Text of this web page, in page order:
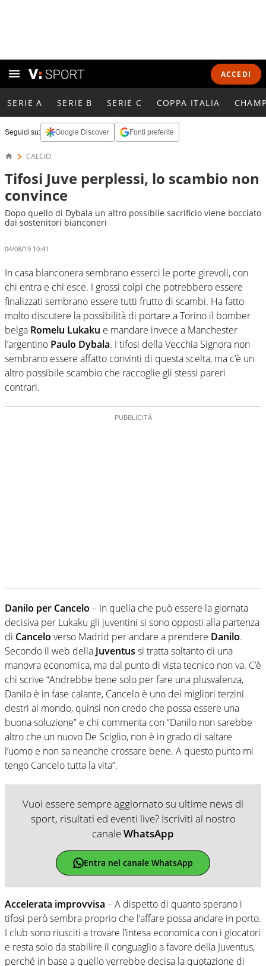
ACCEDI
SERIE A SERIE B SERIE C COPPA ITALIA
Seguici su: Google Discover Fonti preferite
CALCIO
Tifosi Juve perplessi, lo scambio non
convince
Dopo quello di Dybala un altro possibile sacrificio viene bocciato
dai sostenitori bianconeri
04/08/19 10:41
In casa bianconera sembrano esserci le porte girevoli, con
chi entra e chi esce. I grossi colpi che potrebbero essere
finalizzati sembrano essere tutti frutto di scambi. Ha fatto
molto discutere la possibilità di portare a Torino il bomber
belga Romelu Lukaku e mandare invece a Manchester
l’argentino Paulo Dybala. I tifosi della Vecchia Signora non
sembrano essere affatto convinti di questa scelta, ma c’è un
altro possibile scambio che raccoglie gli stessi pareri
contrari.
Danilo per Cancelo – In quella che può essere la giornata
decisiva per Lukaku gli juventini si sono opposti alla partenza
di Cancelo verso Madrid per andare a prendere Danilo.
Secondo il web della Juventus si tratta soltanto di una
manovra economica, ma dal punto di vista tecnico non va. C’è
chi scrive “Andrebbe bene solo per fare una plusvalenza,
Danilo è in fase calante, Cancelo è uno dei migliori terzini
destri al mondo, quinsi non credo che possa essere una
buona soluzione” e chi commenta con “Danilo non sarebbe
altro che un nuovo De Sciglio, non è in grado di saltare
l’uomo e non sa neanche crossare bene. A questo punto mi
tengo Cancelo tutta la vita”.
Vuoi essere sempre aggiornato su ultime news di
sport, risultati ed eventi live? Iscriviti al nostro
canaleWhatsApp
Entra nel canale WhatsApp
Accelerata improvvisa – A dispetto di quanto sperano i
tifosi però sembra proprio che l’affare possa andare in porto.
I club sono riusciti a trovare l’intesa economica con i giocatori
e resta solo da stabilire il conguaglio a favore della Juventus,
perché in base a quello verrebbe decisa la quotazione di